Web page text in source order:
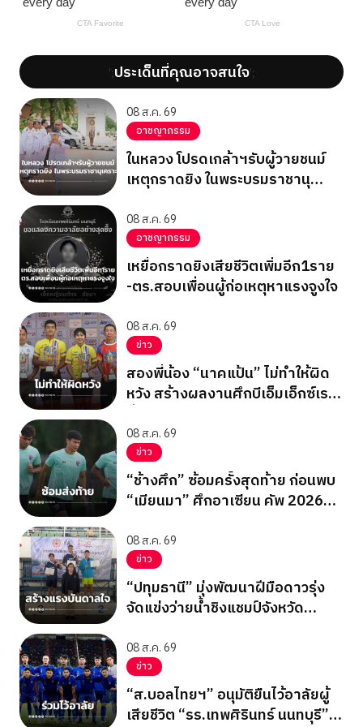
';ประเด็นที่คุณอาจสนใจ';
08 ส.ค. 69
อาชญากรรม
ในหลวง โปรดเกล้าฯรับผู้วายชนม์
เหตุกราดยิง ในพระบรมราชานุ
08 ส.ค. 69
อาชญากรรม
เหยื่อกราดยิงเสียชีวิตเพิ่มอีก1ราย
-ตร.สอบเพื่อนผู้ก่อเหตุหาแรงจูงใจ
08 ส.ค. 69
ข่าว
สองพี่น้อง “นาคแป้น” ไม่ทำให้ผิด
หวัง สร้างผลงานศึกบีเอ็มเอ็กซ์เรซ
08 ส.ค. 69
ข่าว
“ช้างศึก” ซ้อมครั้งสุดท้าย ก่อนพบ
“เมียนมา” ศึกอาเซียน คัพ 2026
08 ส.ค. 69
ข่าว
“ปทุมธานี” มุ่งพัฒนาฝีมือดาวรุ่ง
จัดแข่งว่ายน้ำชิงแชมป์จังหวัด
08 ส.ค. 69
ข่าว
“ส.บอลไทยฯ” อนุมัติยืนไว้อาลัยผู้
เสียชีวิต “รร.เทพศิรินทร์ นนทบุรี”